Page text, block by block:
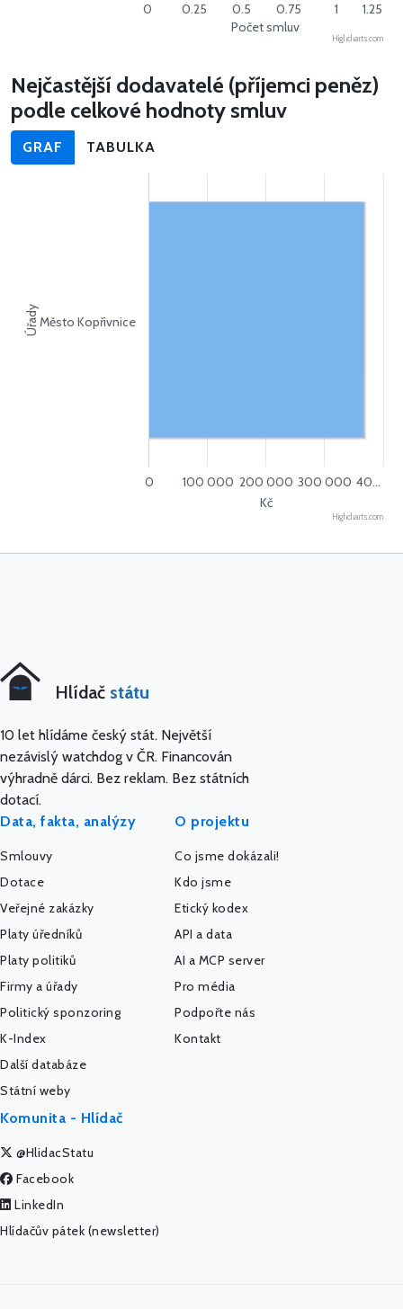
Počet smluv
0 1
0.25 0.5 0.75 1.25
Highcharts.com
Nejčastější dodavatelé (příjemci peněz)
podle celkové hodnoty smluv
GRAF TABULKA
Úřady
Kč
Město Kopřivnice
0 100 000 200 000 300 000 40…
Highcharts.com
Hlídač státu
10 let hlídáme český stát. Největší
nezávislý watchdog v ČR. Financován
výhradně dárci. Bez reklam. Bez státních
dotací.
Data, fakta, analýzy
Smlouvy
Dotace
Veřejné zakázky
Platy úředníků
Platy politiků
Firmy a úřady
Politický sponzoring
K-Index
Další databáze
Státní weby
O projektu
Co jsme dokázali!
Kdo jsme
Etický kodex
API a data
AI a MCP server
Pro média
Podpořte nás
Kontakt
Komunita - Hlídač
@HlidacStatu
Facebook
LinkedIn
Hlídačův pátek (newsletter)